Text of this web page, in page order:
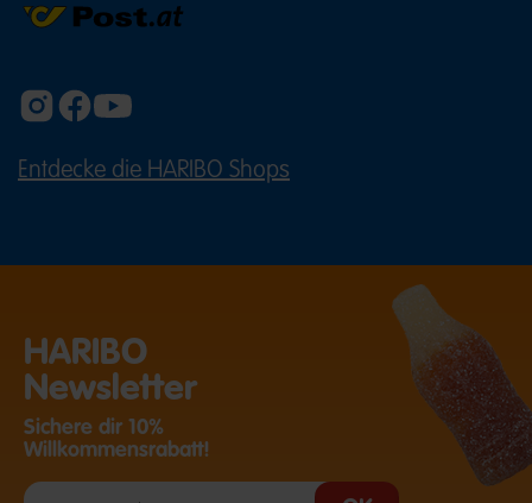
Entdecke die HARIBO Shops
HARIBO
Newsletter
Sichere dir 10%
Willkommensrabatt!